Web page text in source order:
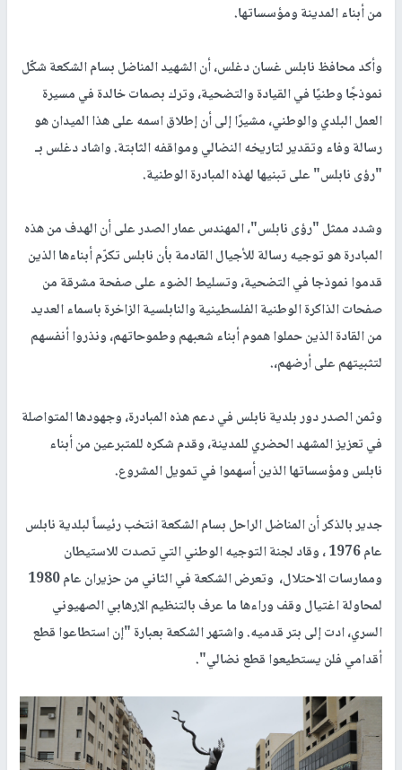
من أبناء المدينة ومؤسساتها.
وأكد محافظ نابلس غسان دغلس، أن الشهيد المناضل بسام الشكعة شكّل
نموذجًا وطنيًا في القيادة والتضحية، وترك بصمات خالدة في مسيرة
العمل البلدي والوطني، مشيرًا إلى أن إطلاق اسمه على هذا الميدان هو
رسالة وفاء وتقدير لتاريخه النضالي ومواقفه الثابتة. واشاد دغلس بـ
"رؤى نابلس" على تبنيها لهذه المبادرة الوطنية.
وشدد ممثل "رؤى نابلس"، المهندس عمار الصدر على أن الهدف من هذه
المبادرة هو توجيه رسالة للأجيال القادمة بأن نابلس تكرّم أبناءها الذين
قدموا نموذجا في التضحية، وتسليط الضوء على صفحة مشرقة من
صفحات الذاكرة الوطنية الفلسطينية والنابلسية الزاخرة باسماء العديد
من القادة الذين حملوا هموم أبناء شعبهم وطموحاتهم، ونذروا أنفسهم
لتثبيتهم على أرضهم،.
وثمن الصدر دور بلدية نابلس في دعم هذه المبادرة، وجهودها المتواصلة
في تعزيز المشهد الحضري للمدينة، وقدم شكره للمتبرعين من أبناء
نابلس ومؤسساتها الذين أسهموا في تمويل المشروع.
جدير بالذكر أن المناضل الراحل بسام الشكعة انتخب رئيساً لبلدية نابلس
عام 1976 ، وقاد لجنة التوجيه الوطني التي تصدت للاستيطان
وممارسات الاحتلال، وتعرض الشكعة في الثاني من حزيران عام 1980
لمحاولة اغتيال وقف وراءها ما عرف بالتنظيم الإرهابي الصهيوني
السري، ادت إلى بتر قدميه. واشتهر الشكعة بعبارة "إن استطاعوا قطع
أقدامي فلن يستطيعوا قطع نضالي".